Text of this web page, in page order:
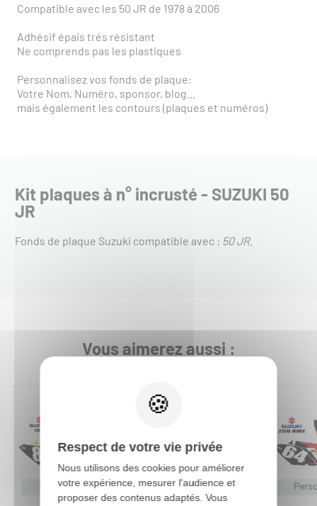
Compatible avec les 50 JR de 1978 à 2006
Adhésif épais trés résistant
Ne comprends pas les plastiques
Personnalisez vos fonds de plaque:
Votre Nom, Numéro, sponsor, blog...
mais également les contours (plaques et numéros)
Kit plaques à n° incrusté - SUZUKI 50
JR
Fonds de plaque Suzuki compatible avec : 50 JR.
Vous aimerez aussi :
Personnalisable
Personnalisable
Respect de votre vie privée
Nous utilisons des cookies pour améliorer
votre expérience, mesurer l'audience et
proposer des contenus adaptés. Vous